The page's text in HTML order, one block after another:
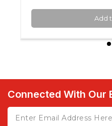
Add
Connected With Our